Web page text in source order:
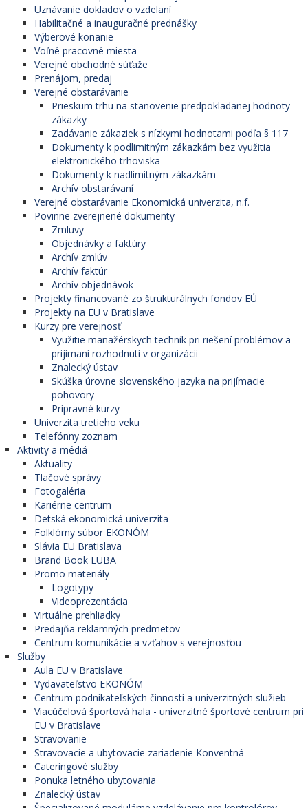
Uznávanie dokladov o vzdelaní
Habilitačné a inauguračné prednášky
Výberové konanie
Voľné pracovné miesta
Verejné obchodné súťaže
Prenájom, predaj
Verejné obstarávanie
Prieskum trhu na stanovenie predpokladanej hodnoty
zákazky
Zadávanie zákaziek s nízkymi hodnotami podľa § 117
Dokumenty k podlimitným zákazkám bez využitia
elektronického trhoviska
Dokumenty k nadlimitným zákazkám
Archív obstarávaní
Verejné obstarávanie Ekonomická univerzita, n.f.
Povinne zverejnené dokumenty
Zmluvy
Objednávky a faktúry
Archív zmlúv
Archív faktúr
Archív objednávok
Projekty financované zo štrukturálnych fondov EÚ
Projekty na EU v Bratislave
Kurzy pre verejnosť
Využitie manažérskych techník pri riešení problémov a
prijímaní rozhodnutí v organizácii
Znalecký ústav
Skúška úrovne slovenského jazyka na prijímacie
pohovory
Prípravné kurzy
Univerzita tretieho veku
Telefónny zoznam
Aktivity a médiá
Aktuality
Tlačové správy
Fotogaléria
Kariérne centrum
Detská ekonomická univerzita
Folklórny súbor EKONÓM
Slávia EU Bratislava
Brand Book EUBA
Promo materiály
Logotypy
Videoprezentácia
Virtuálne prehliadky
Predajňa reklamných predmetov
Centrum komunikácie a vzťahov s verejnosťou
Služby
Aula EU v Bratislave
Vydavateľstvo EKONÓM
Centrum podnikateľských činností a univerzitných služieb
Viacúčelová športová hala - univerzitné športové centrum pri
EU v Bratislave
Stravovanie
Stravovacie a ubytovacie zariadenie Konventná
Cateringové služby
Ponuka letného ubytovania
Znalecký ústav